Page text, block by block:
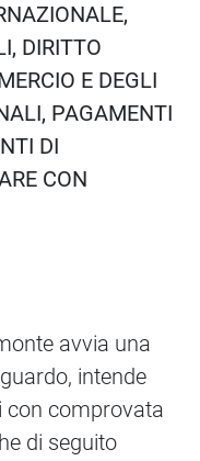
DIRITTO
E DEGLI
PAGAMENTI
DI
CON
avvia una
intende
con comprovata
di seguito